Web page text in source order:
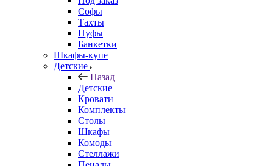
Софы
Тахты
Пуфы
Банкетки
Шкафы-купе
Детские
Назад
Детские
Кровати
Комплекты
Столы
Шкафы
Комоды
Стеллажи